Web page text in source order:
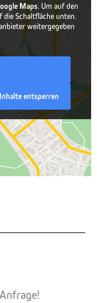
Maps. Um auf den
die Schaltfläche unten.
weitergegeben
entsperren